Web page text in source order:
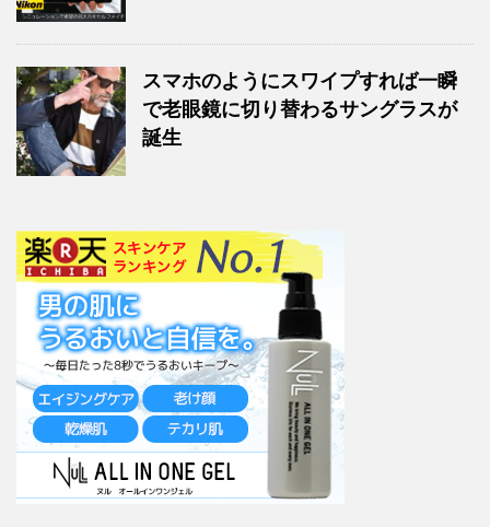
スマホのようにスワイプすれば一瞬
で老眼鏡に切り替わるサングラスが
誕生